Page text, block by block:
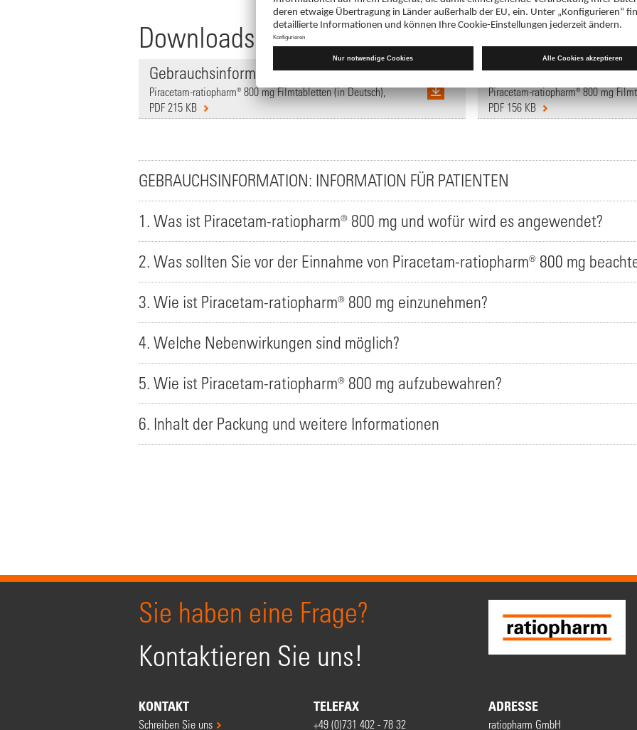
Downloads
Gebrauchsinformation
Piracetam-ratiopharm® 800 mg Filmtabletten (in Deutsch),
PDF 215 KB
Fachinformation
Piracetam-ratiopharm® 800 mg
PDF 156 KB
GEBRAUCHSINFORMATION: INFORMATION FÜR PATIENTEN
1. Was ist Piracetam-ratiopharm® 800 mg und wofür wird es angewendet?
2. Was sollten Sie vor der Einnahme von Piracetam-ratiopharm® 800 mg
3. Wie ist Piracetam-ratiopharm® 800 mg einzunehmen?
4. Welche Nebenwirkungen sind möglich?
5. Wie ist Piracetam-ratiopharm® 800 mg aufzubewahren?
6. Inhalt der Packung und weitere Informationen
Sie haben eine Frage?
Kontaktieren Sie uns!
KONTAKT
Schreiben Sie uns
TELEFAX
+49 (0)731 402 - 78 32
ADRESSE
ratiopharm GmbH